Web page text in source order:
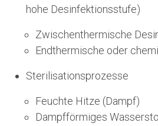
hohe Desinfektionsstufe)
Zwischenthermische
Endthermische oder
Sterilisationsprozesse
Feuchte Hitze (Dampf)
Dampfförmiges